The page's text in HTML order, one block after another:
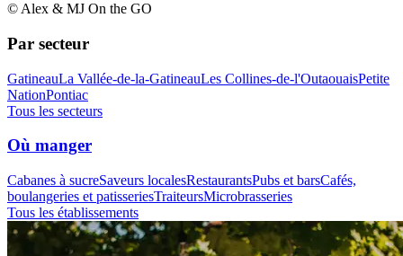
© Alex & MJ On the GO
Par secteur
GatineauLa Vallée-de-la-GatineauLes Collines-de-l'OutaouaisPetite
NationPontiac
Tous les secteurs
Où manger
Cabanes à sucreSaveurs localesRestaurantsPubs et barsCafés,
boulangeries et patisseriesTraiteursMicrobrasseries
Tous les établissements